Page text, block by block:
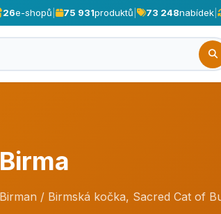
26e-shopů 75 931produktů 73 248nabídek
Birma
Birman / Birmská kočka, Sacred Cat of